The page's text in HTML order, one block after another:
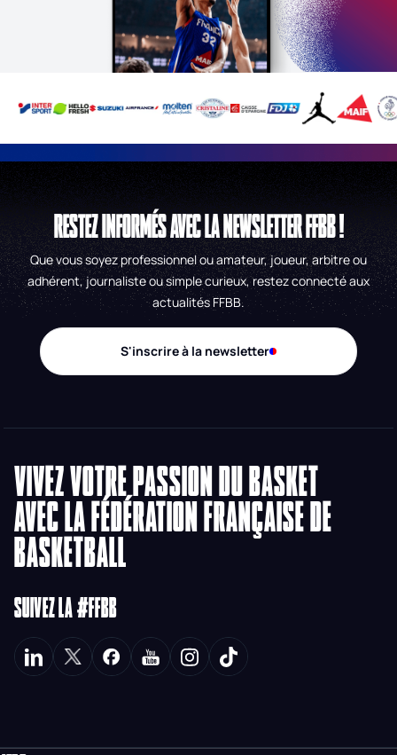
RESTEZ INFORMÉS AVEC LA NEWSLETTER FFBB !
Que vous soyez professionnel ou amateur, joueur, arbitre ou
adhérent, journaliste ou simple curieux, restez connecté aux
actualités FFBB.
S'inscrire à la newsletter
VIVEZ VOTRE PASSION DU BASKET
AVEC LA FÉDÉRATION FRANÇAISE DE
BASKETBALL
SUIVEZ LA #FFBB